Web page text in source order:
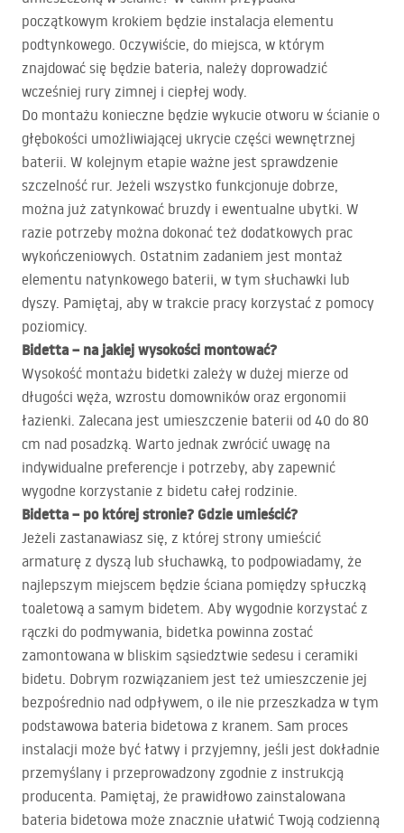
początkowym krokiem będzie instalacja elementu
podtynkowego. Oczywiście, do miejsca, w którym
znajdować się będzie bateria, należy doprowadzić
wcześniej rury zimnej i ciepłej wody.
Do montażu konieczne będzie wykucie otworu w ścianie o
głębokości umożliwiającej ukrycie części wewnętrznej
baterii. W kolejnym etapie ważne jest sprawdzenie
szczelność rur. Jeżeli wszystko funkcjonuje dobrze,
można już zatynkować bruzdy i ewentualne ubytki. W
razie potrzeby można dokonać też dodatkowych prac
wykończeniowych. Ostatnim zadaniem jest montaż
elementu natynkowego baterii, w tym słuchawki lub
dyszy. Pamiętaj, aby w trakcie pracy korzystać z pomocy
poziomicy.
Bidetta – na jakiej wysokości montować?
Wysokość montażu bidetki zależy w dużej mierze od
długości węża, wzrostu domowników oraz ergonomii
łazienki. Zalecana jest umieszczenie baterii od 40 do 80
cm nad posadzką. Warto jednak zwrócić uwagę na
indywidualne preferencje i potrzeby, aby zapewnić
wygodne korzystanie z bidetu całej rodzinie.
Bidetta – po której stronie? Gdzie umieścić?
Jeżeli zastanawiasz się, z której strony umieścić
armaturę z dyszą lub słuchawką, to podpowiadamy, że
najlepszym miejscem będzie ściana pomiędzy spłuczką
toaletową a samym bidetem. Aby wygodnie korzystać z
rączki do podmywania, bidetka powinna zostać
zamontowana w bliskim sąsiedztwie sedesu i ceramiki
bidetu. Dobrym rozwiązaniem jest też umieszczenie jej
bezpośrednio nad odpływem, o ile nie przeszkadza w tym
podstawowa bateria bidetowa z kranem. Sam proces
instalacji może być łatwy i przyjemny, jeśli jest dokładnie
przemyślany i przeprowadzony zgodnie z instrukcją
producenta. Pamiętaj, że prawidłowo zainstalowana
bateria bidetowa może znacznie ułatwić Twoją codzienną